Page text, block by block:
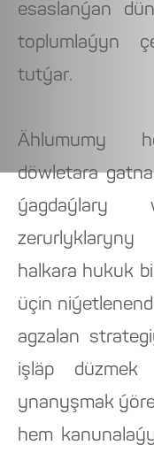
esaslanýan
toplumlaýyn
tutýar.
Ählumumy
döwletara
halkara hukuk
üçin
agzalan
işläp düzmek
ynanyşmak
hem